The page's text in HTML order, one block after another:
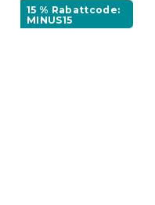
15 % Rabattcode:
MINUS15